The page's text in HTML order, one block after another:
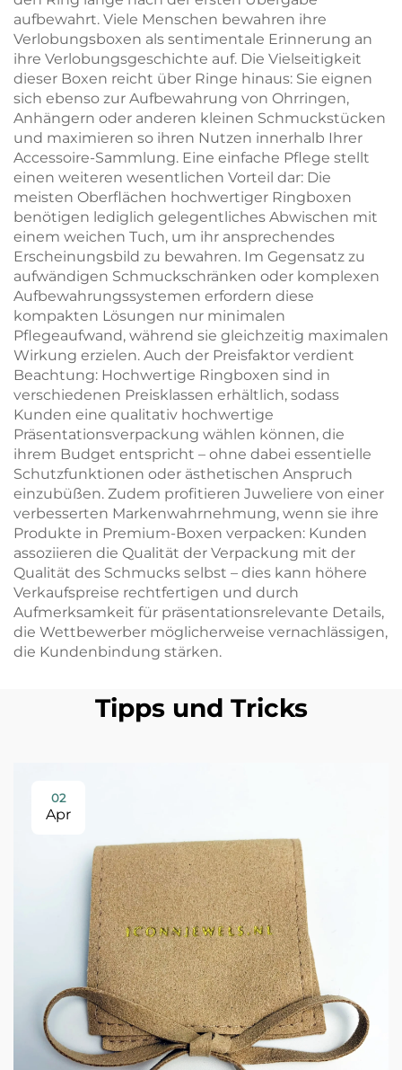
aufbewahrt. Viele Menschen bewahren ihre
Verlobungsboxen als sentimentale Erinnerung an
ihre Verlobungsgeschichte auf. Die Vielseitigkeit
dieser Boxen reicht über Ringe hinaus: Sie eignen
sich ebenso zur Aufbewahrung von Ohrringen,
Anhängern oder anderen kleinen Schmuckstücken
und maximieren so ihren Nutzen innerhalb Ihrer
Accessoire-Sammlung. Eine einfache Pflege stellt
einen weiteren wesentlichen Vorteil dar: Die
meisten Oberflächen hochwertiger Ringboxen
benötigen lediglich gelegentliches Abwischen mit
einem weichen Tuch, um ihr ansprechendes
Erscheinungsbild zu bewahren. Im Gegensatz zu
aufwändigen Schmuckschränken oder komplexen
Aufbewahrungssystemen erfordern diese
kompakten Lösungen nur minimalen
Pflegeaufwand, während sie gleichzeitig maximalen
Wirkung erzielen. Auch der Preisfaktor verdient
Beachtung: Hochwertige Ringboxen sind in
verschiedenen Preisklassen erhältlich, sodass
Kunden eine qualitativ hochwertige
Präsentationsverpackung wählen können, die
ihrem Budget entspricht – ohne dabei essentielle
Schutzfunktionen oder ästhetischen Anspruch
einzubüßen. Zudem profitieren Juweliere von einer
verbesserten Markenwahrnehmung, wenn sie ihre
Produkte in Premium-Boxen verpacken: Kunden
assoziieren die Qualität der Verpackung mit der
Qualität des Schmucks selbst – dies kann höhere
Verkaufspreise rechtfertigen und durch
Aufmerksamkeit für präsentationsrelevante Details,
die Wettbewerber möglicherweise vernachlässigen,
die Kundenbindung stärken.
Tipps und Tricks
02
Apr